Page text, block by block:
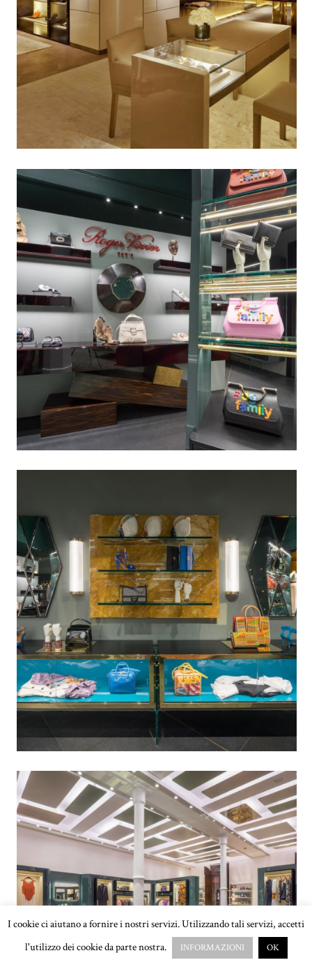
I cookie ci aiutano a fornire i nostri servizi. Utilizzando tali servizi, accetti
l'utilizzo dei cookie da parte nostra.
INFORMAZIONI OK